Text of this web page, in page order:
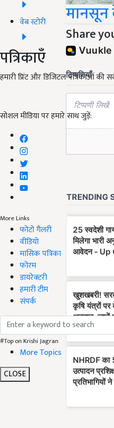
वेब स्टोरी
पत्रिकाएँ
हमारी प्रिंट और डिजिटल पत्रिकाओं की
सोशल मीडिया पर हमारे साथ जुड़ें:
More Links
फोटो गैलरी
वीडियो
मासिक पत्रिका
फोरम
डायरेक्टरी
हमारी टीम
संपर्क
#Top on Krishi Jagran
More Topics
CLOSE
मानसून
Share